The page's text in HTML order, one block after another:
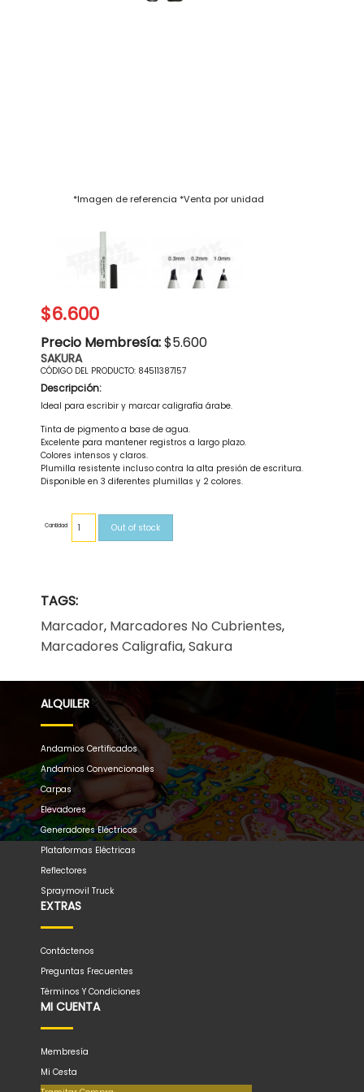
$6.600
Precio Membresía:$5.600
SAKURA
CÓDIGO DEL PRODUCTO: 84511387157
Descripción:
ldeal para escribir y marcar caligrafía árabe.
Tinta de pigmento a base de agua.
Excelente para mantener registros a largo plazo.
Colores intensos y claros.
Plumilla resistente incluso contra la alta presión de escritura.
Disponible en 3 diferentes plumillas y 2 colores.
Cantidad Out of stock
TAGS:
Marcador, Marcadores No Cubrientes,
Marcadores Caligrafia,Sakura
ALQUILER
Andamios Certificados
Andamios Convencionales
Carpas
Elevadores
Generadores Eléctricos
Plataformas Eléctricas
Reflectores
Spraymovil Truck
EXTRAS
Contáctenos
Preguntas Frecuentes
Términos Y Condiciones
MI CUENTA
Membresía
Mi Cesta